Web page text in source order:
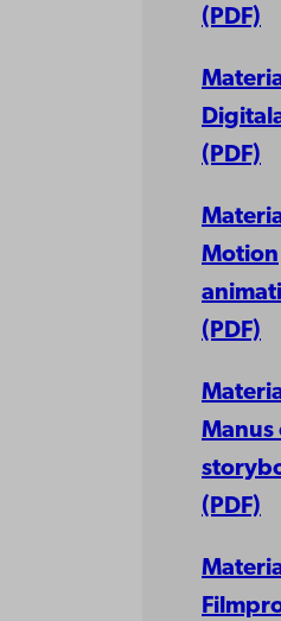
(PDF)
(PDF)
Motion
(PDF)
Manus
(PDF)